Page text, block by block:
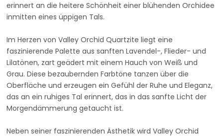
erinnert an die heitere Schönheit einer blühenden Orchidee
inmitten eines üppigen Tals.
Im Herzen von Valley Orchid Quartzite liegt eine
faszinierende Palette aus sanften Lavendel-, Flieder- und
Lilatönen, zart geädert mit einem Hauch von Weiß und
Grau. Diese bezaubernden Farbtöne tanzen über die
Oberfläche und erzeugen ein Gefühl der Ruhe und Eleganz,
das an ein ruhiges Tal erinnert, das in das sanfte Licht der
Morgendämmerung getaucht ist.
Neben seiner faszinierenden Ästhetik wird Valley Orchid